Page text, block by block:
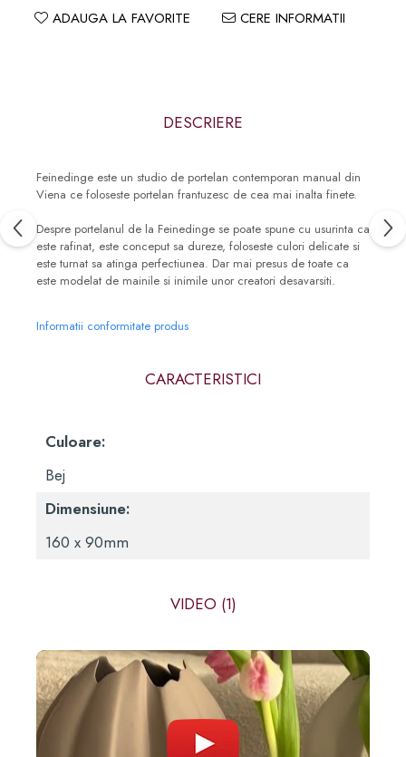
ADAUGA LA FAVORITE CERE INFORMATII
DESCRIERE
Feinedinge este un studio de portelan contemporan manual din
Viena ce foloseste portelan frantuzesc de cea mai inalta finete.
Despre portelanul de la Feinedinge se poate spune cu usurinta ca
este rafinat, este conceput sa dureze, foloseste culori delicate si
este turnat sa atinga perfectiunea. Dar mai presus de toate ca
este modelat de mainile si inimile unor creatori desavarsiti.
Informatii conformitate produs
CARACTERISTICI
Culoare:
Bej
Dimensiune:
160 x 90mm
VIDEO (1)